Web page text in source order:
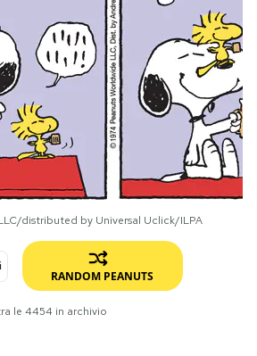
Consumismi
Storie/Idee
Ok Boomer!
Media
Europa
Altrecose
Mondiali calcio 2026
distributed by Universal Uclick/ILPA
RANDOM PEANUTS
le 4454 in archivio